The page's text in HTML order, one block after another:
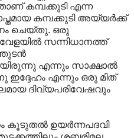
കമ്പക്കുടി എന്ന
കമ്പക്കുടി അയ്യർക്ക്
ചെയ്തു. ഒരു
സന്നിധാനത്ത്
എന്നും സാക്ഷാൽ
എന്നും ഒരു മിത്
ദിവ്യപരിവേഷവും
കൂടുതൽ ഉയർന്നപദവി